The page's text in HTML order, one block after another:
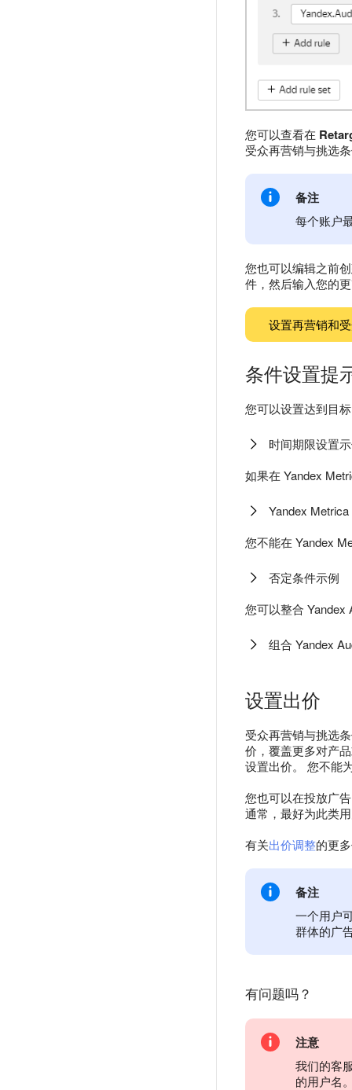
您可以查看在
受众再营销与挑选
备注
每个账户
您也可以编辑之前
件，然后输入您的
设置再营销和
条件设置提
您可以设置达到目
时间期限设置
如果在 Yandex
Yandex
您不能在 Yandex
否定条件示例
您可以整合 Yandex
组合 Yandex
设置出价
受众再营销与挑选
价，覆盖更多对产
设置出价。 您不能
您也可以在投放广
通常，最好为此类
有关出价调整的更
备注
一个用户
群体的广
有问题吗？
注意
我们的客
的用户名